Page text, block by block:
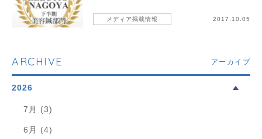
メディア掲載情報 2017.10.05
ARCHIVE アーカイブ
2026
7月 (3)
6月 (4)